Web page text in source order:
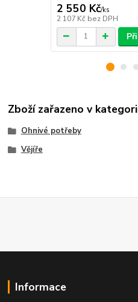
2 550 Kč/ks
2 107 Kč bez DPH
Zboží zařazeno v
Ohnivé potřeby
Vějíře
Informace